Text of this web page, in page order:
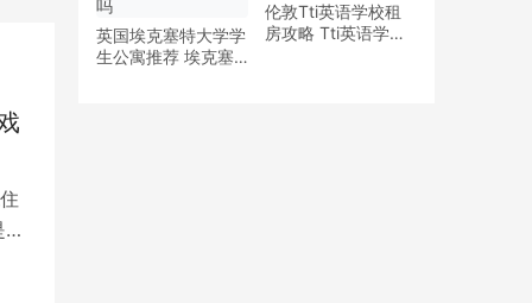
英国埃克塞特大学学
生公寓推荐 埃克塞
伦敦Tti英语学校租
房攻略 Tti英语学校